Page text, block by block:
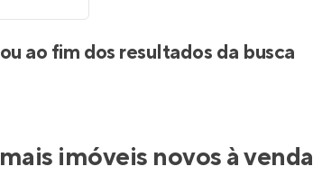
ao fim dos resultados da busca
imóveis novos à venda